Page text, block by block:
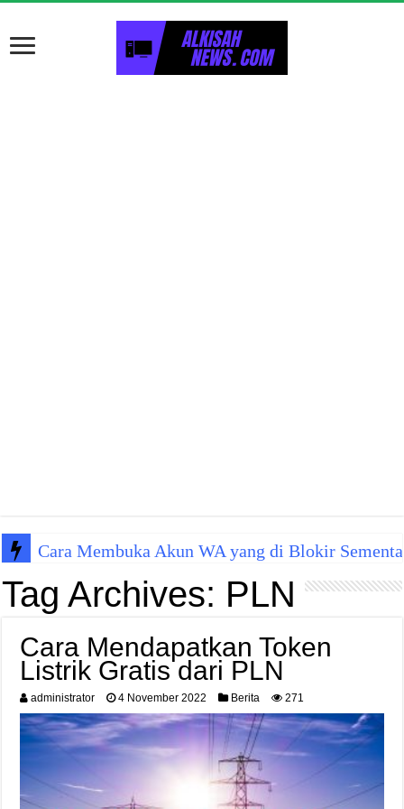
Cara Membuka Akun WA yang di Blokir
Tag Archives: PLN
Cara Mendapatkan Token
Listrik Gratis dari PLN
administrator 4 November 2022 Berita 271